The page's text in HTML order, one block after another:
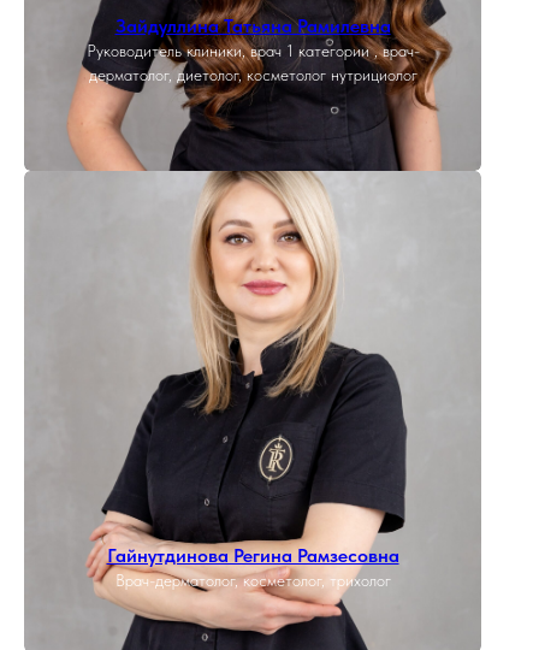
Зайдуллина Татьяна Рамилевна
Руководитель клиники, врач 1 категории , врач-
дерматолог, диетолог, косметолог нутрициолог
Гайнутдинова Регина Рамзесовна
Врач-дерматолог, косметолог, трихолог